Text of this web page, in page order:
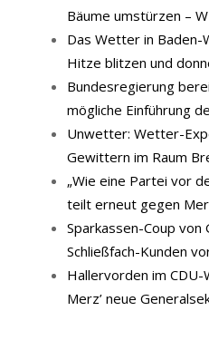
Bäume umstürzen –
Das Wetter in Baden-
Hitze blitzen und
Bundesregierung
mögliche Einführung
Unwetter: Wetter-
Gewittern im Raum
„Wie eine Partei vor
teilt erneut gegen
Sparkassen-Coup von
Schließfach-Kunden
Hallervorden im CDU-
Merz’ neue